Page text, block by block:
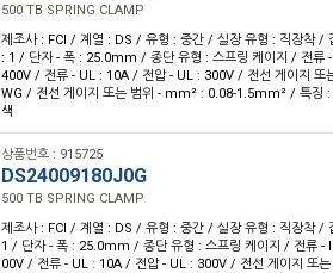
500 TB SPRING CLAMP
제조사 : FCI / 계열 : DS / 유형 : 중간 / 실장 유형 : 직장착 /
: 1 / 단자 - 폭 : 25.0mm / 종단 유형 : 스프링 케이지 / 전류
400V / 전류 - UL : 10A / 전압 - UL : 300V / 전선 게이지 또
WG / 전선 게이지 또는 범위 - mm² : 0.08-1.5mm² / 특징 :
색
상품번호 : 915725
DS24009180J0G
500 TB SPRING CLAMP
제조사 : FCI / 계열 : DS / 유형 : 중간 / 실장 유형 : 직장착 /
1 / 단자 - 폭 : 25.0mm / 종단 유형 : 스프링 케이지 / 전류 -
00V / 전류 - UL : 10A / 전압 - UL : 300V / 전선 게이지 또